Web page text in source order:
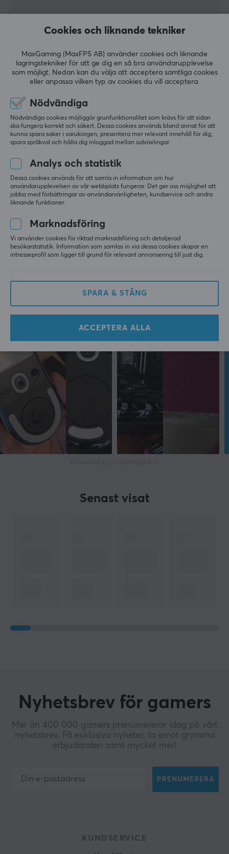
0.0
Baserat på 0 recensioner
4
1
0%
LÄMNA RECENSION
Mer från vårt Community
Senast visat
Nyhetsbrev för gamers
Mer än 400 000 gamers prenumererar idag på vårt
nyhetsbrev. Få exklusiva nyheter, ta emot grymma
erbjudanden samt mycket mer!
PRENUMERERA
KUNDSERVICE
Cookies och liknande tekniker
MaxGaming (MaxFPS AB) använder cookies och liknande
lagringstekniker för att ge dig en så bra användarupplevelse
som möjligt. Nedan kan du välja att acceptera samtliga cookies
eller anpassa vilken typ av cookies du vill acceptera.
Nödvändiga
Nödvändiga cookies möjliggör grunfunktionalitet som krävs för att sidan
ska fungera korrekt och säkert. Dessa cookies används bland annat för att
kunna spara saker i varukorgen, presentera mer relevant innehåll för dig,
spara språkval och hålla dig inloggad mellan sidväxlingar.
Analys och statistik
Dessa cookies används för att samla in information om hur
användarupplevelsen av vår webbplats fungerar. Det ger oss möjlighet att
jobba med förbättringar av användarvänligheten, kundservice och andra
liknande funktioner.
Marknadsföring
Vi använder cookies för riktad marknadsföring och detaljerad
besökarstatistik. Information som samlas in via dessa cookies skapar en
intresseprofil som ligger till grund för relevant annonsering till just dig.
SPARA & STÄNG
ACCEPTERA ALLA